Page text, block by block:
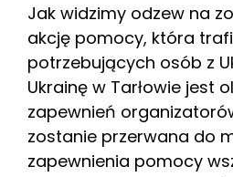
Jak widzimy odzew na
akcję pomocy, która
potrzebujących osób z
Ukrainę w Tarłowie jest
zapewnień
zostanie przerwana do
zapewnienia pomocy